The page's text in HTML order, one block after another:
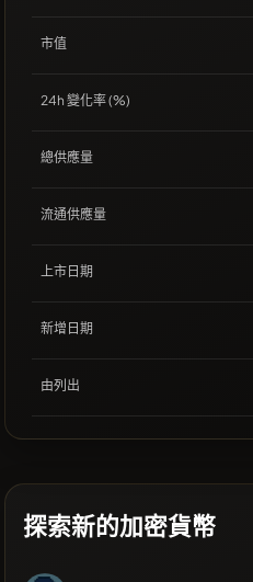
市值
24h 變化率 (%)
總供應量
流通供應量
上市日期
新增日期
由列出
探索新的加密貨幣